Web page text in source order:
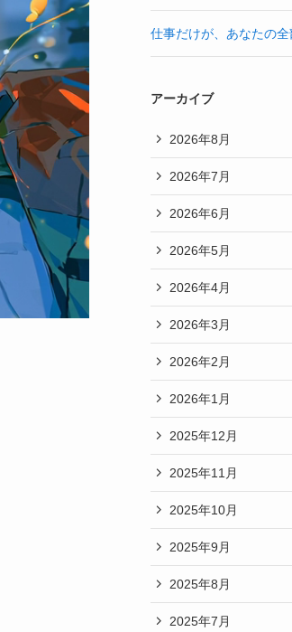
仕事だけが、あなたの
アーカイブ
2026年8月
2026年7月
2026年6月
2026年5月
2026年4月
2026年3月
2026年2月
2026年1月
2025年12月
2025年11月
2025年10月
2025年9月
2025年8月
2025年7月